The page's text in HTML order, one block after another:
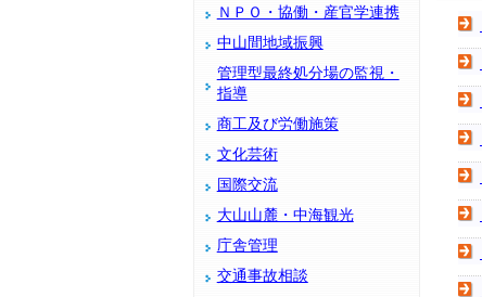
ＮＰＯ・協働・産官学連携
中山間地域振興
管理型最終処分場の監視・
指導
商工及び労働施策
文化芸術
国際交流
大山山麓・中海観光
庁舎管理
交通事故相談